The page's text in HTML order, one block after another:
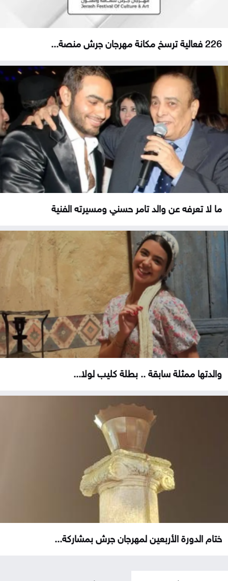
226 فعالية ترسخ مكانة مهرجان جرش منصة...
ما لا تعرفه عن والد تامر حسني ومسيرته الفنية
والدتها ممثلة سابقة .. بطلة كليب لولا...
ختام الدورة الأربعين لمهرجان جرش بمشاركة...